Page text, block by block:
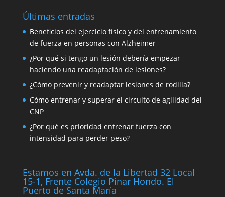
Últimas entradas
Beneficios del ejercicio físico y del entrenamiento
de fuerza en personas con Alzheimer
¿Por qué si tengo un lesión debería empezar
haciendo una readaptación de lesiones?
¿Cómo prevenir y readaptar lesiones de rodilla?
Cómo entrenar y superar el circuito de agilidad del
CNP
¿Por qué es prioridad entrenar fuerza con
intensidad para perder peso?
Estamos en Avda. de la Libertad 32 Local
15-1, Frente Colegio Pinar Hondo. El
Puerto de Santa María